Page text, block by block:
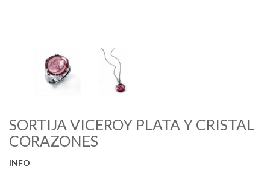
SORTIJA VICEROY PLATA Y CRISTAL
CORAZONES
INFO